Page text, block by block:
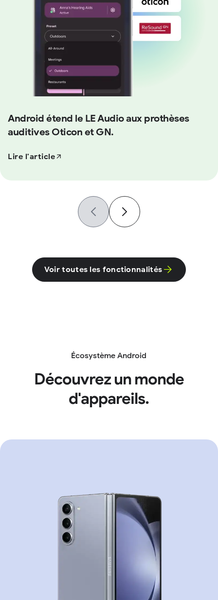
Android étend le LE Audio aux prothèses
auditives Oticon et GN.
Lire l'article
Voir toutes les fonctionnalités
Écosystème Android
Découvrez un monde
d'appareils.